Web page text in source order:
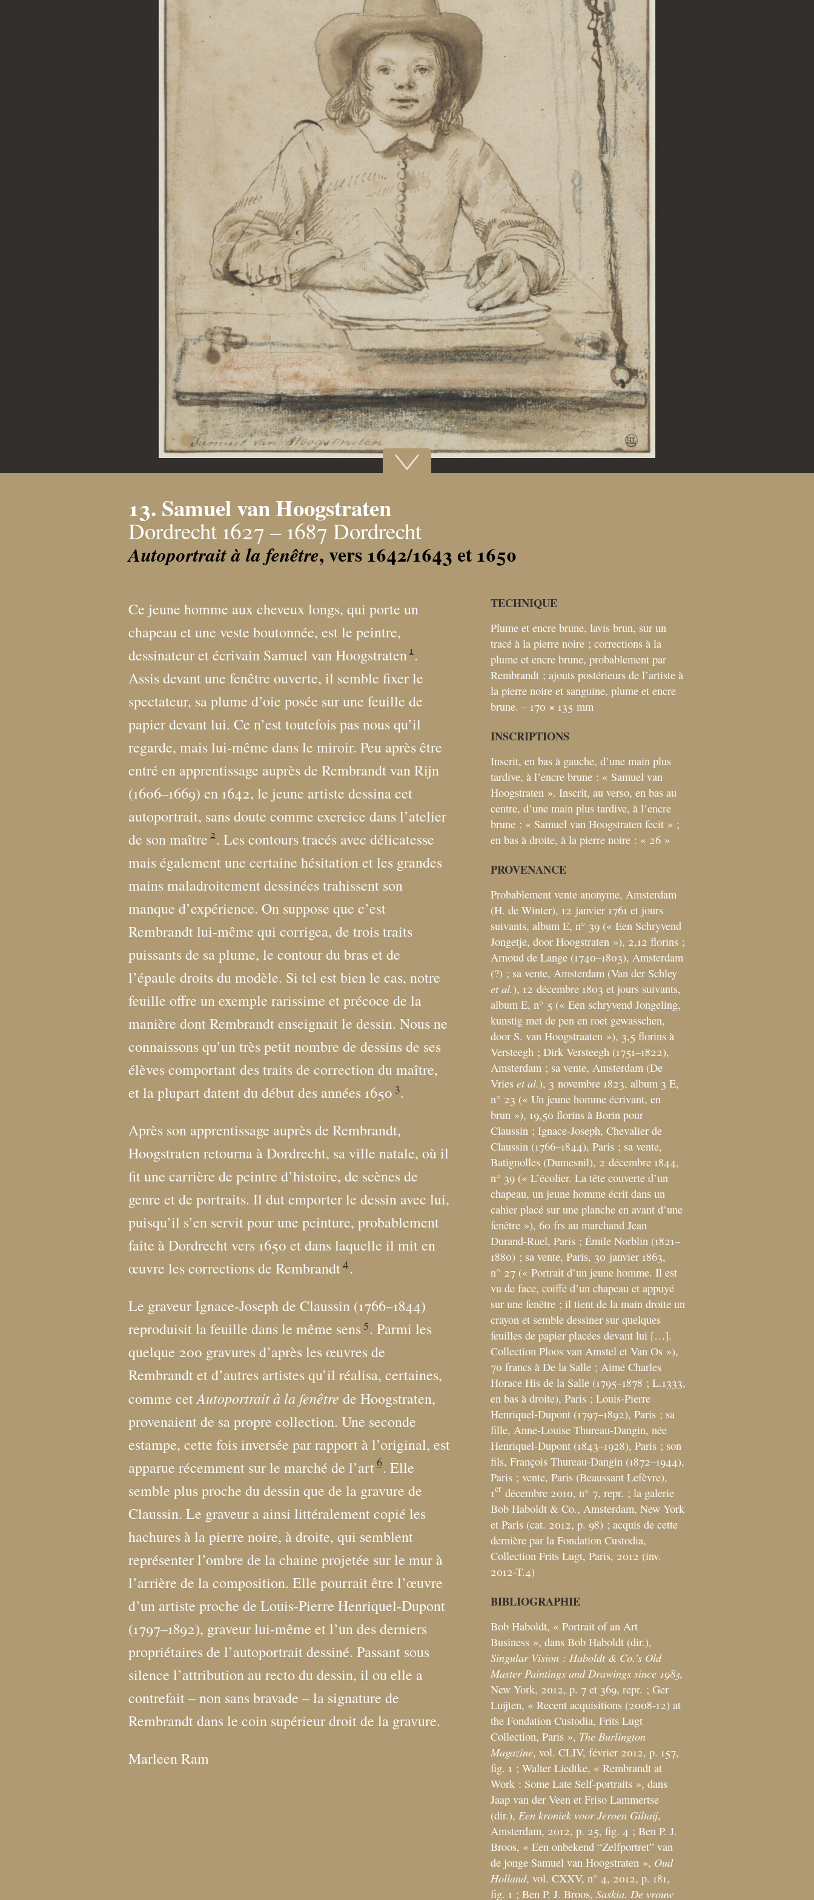
13. Samuel van Hoogstraten
Dordrecht 1627 – 1687 Dordrecht
Autoportrait à la fenêtre, vers 1642/1643 et 1650
Ce jeune homme aux cheveux longs, qui porte un
chapeau et une veste boutonnée, est le peintre,
dessinateur et écrivain Samuel van Hoogstraten 1.
Assis devant une fenêtre ouverte, il semble fixer le
spectateur, sa plume d’oie posée sur une feuille de
papier devant lui. Ce n’est toutefois pas nous qu’il
regarde, mais lui-même dans le miroir. Peu après être
entré en apprentissage auprès de Rembrandt van Rijn
(1606–1669) en 1642, le jeune artiste dessina cet
autoportrait, sans doute comme exercice dans l’atelier
de son maître 2. Les contours tracés avec délicatesse
mais également une certaine hésitation et les grandes
mains maladroitement dessinées trahissent son
manque d’expérience. On suppose que c’est
Rembrandt lui-même qui corrigea, de trois traits
puissants de sa plume, le contour du bras et de
l’épaule droits du modèle. Si tel est bien le cas, notre
feuille offre un exemple rarissime et précoce de la
manière dont Rembrandt enseignait le dessin. Nous ne
connaissons qu’un très petit nombre de dessins de ses
élèves comportant des traits de correction du maître,
et la plupart datent du début des années 1650 3.
Après son apprentissage auprès de Rembrandt,
Hoogstraten retourna à Dordrecht, sa ville natale, où il
fit une carrière de peintre d’histoire, de scènes de
genre et de portraits. Il dut emporter le dessin avec lui,
puisqu’il s’en servit pour une peinture, probablement
faite à Dordrecht vers 1650 et dans laquelle il mit en
œuvre les corrections de Rembrandt4.
Le graveur Ignace-Joseph de Claussin (1766–1844)
reproduisit la feuille dans le même sens 5. Parmi les
quelque 200 gravures d’après les œuvres de
Rembrandt et d’autres artistes qu’il réalisa, certaines,
comme cetAutoportrait à la fenêtre de Hoogstraten,
provenaient de sa propre collection. Une seconde
estampe, cette fois inversée par rapport à l’original, est
apparue récemment sur le marché de l’art6. Elle
semble plus proche du dessin que de la gravure de
Claussin. Le graveur a ainsi littéralement copié les
hachures à la pierre noire, à droite, qui semblent
représenter l’ombre de la chaine projetée sur le mur à
l’arrière de la composition. Elle pourrait être l’œuvre
d’un artiste proche de Louis-Pierre Henriquel-Dupont
(1797–1892), graveur lui-même et l’un des derniers
propriétaires de l’autoportrait dessiné. Passant sous
silence l’attribution au recto du dessin, il ou elle a
contrefait – non sans bravade – la signature de
Rembrandt dans le coin supérieur droit de la gravure.
Marleen Ram
TECHNIQUE
Plume et encre brune, lavis brun, sur un
tracé à la pierre noire ; corrections à la
plume et encre brune, probablement par
Rembrandt ; ajouts postérieurs de l’artiste à
la pierre noire et sanguine, plume et encre
brune. – 170 × 135 mm
INSCRIPTIONS
Inscrit, en bas à gauche, d’une main plus
tardive, à l’encre brune : « Samuel van
Hoogstraten ». Inscrit, au verso, en bas au
centre, d’une main plus tardive, à l’encre
brune : « Samuel van Hoogstraten fecit » ;
en bas à droite, à la pierre noire : « 26 »
PROVENANCE
Probablement vente anonyme, Amsterdam
(H. de Winter), 12 janvier 1761 et jours
suivants, album E, n° 39 (« Een Schryvend
Jongetje, door Hoogstraten »), 2,12 florins ;
Arnoud de Lange (1740–1803), Amsterdam
(?) ; sa vente, Amsterdam (Van der Schley
et al.), 12 décembre 1803 et jours suivants,
album E, n° 5 (« Een schryvend Jongeling,
kunstig met de pen en roet gewasschen,
door S. van Hoogstraaten »), 3,5 florins à
Versteegh ; Dirk Versteegh (1751–1822),
Amsterdam ; sa vente, Amsterdam (De
Vries et al.), 3 novembre 1823, album 3 E,
n° 23 (« Un jeune homme écrivant, en
brun »), 19,50 florins à Borin pour
Claussin ; Ignace-Joseph, Chevalier de
Claussin (1766–1844), Paris ; sa vente,
Batignolles (Dumesnil), 2 décembre 1844,
n° 39 (« L’écolier. La tête couverte d’un
chapeau, un jeune homme écrit dans un
cahier placé sur une planche en avant d’une
fenêtre »), 60 frs au marchand Jean
Durand-Ruel, Paris ; Émile Norblin (1821–
1880) ; sa vente, Paris, 30 janvier 1863,
n° 27 (« Portrait d’un jeune homme. Il est
vu de face, coiffé d’un chapeau et appuyé
sur une fenêtre ; il tient de la main droite un
crayon et semble dessiner sur quelques
feuilles de papier placées devant lui […].
Collection Ploos van Amstel et Van Os »),
70 francs à De la Salle ; Aimé Charles
Horace His de la Salle (1795–1878 ; L.1333,
en bas à droite), Paris ; Louis-Pierre
Henriquel-Dupont (1797–1892), Paris ; sa
fille, Anne-Louise Thureau-Dangin, née
Henriquel-Dupont (1843–1928), Paris ; son
fils, François Thureau-Dangin (1872–1944),
Paris ; vente, Paris (Beaussant Lefèvre),
1er décembre 2010, n° 7, repr. ; la galerie
Bob Haboldt & Co., Amsterdam, New York
et Paris (cat. 2012, p. 98) ; acquis de cette
dernière par la Fondation Custodia,
Collection Frits Lugt, Paris, 2012 (inv.
2012-T.4)
BIBLIOGRAPHIE
Bob Haboldt, « Portrait of an Art
Business », dans Bob Haboldt (dir.),
Singular Vision : Haboldt & Co.’s Old
Master Paintings and Drawings since 1983,
New York, 2012, p. 7 et 369, repr. ; Ger
Luijten, « Recent acquisitions (2008-12) at
the Fondation Custodia, Frits Lugt
Collection, Paris », The Burlington
Magazine, vol. CLIV, février 2012, p. 157,
fig. 1 ; Walter Liedtke, « Rembrandt at
Work : Some Late Self-portraits », dans
Jaap van der Veen et Friso Lammertse
(dir.), Een kroniek voor Jeroen Giltaij,
Amsterdam, 2012, p. 25, fig. 4 ; Ben P. J.
Broos, « Een onbekend “Zelfportret” van
de jonge Samuel van Hoogstraten », Oud
Holland, vol. CXXV, n° 4, 2012, p. 181,
fig. 1 ; Ben P. J. Broos, Saskia. De vrouw